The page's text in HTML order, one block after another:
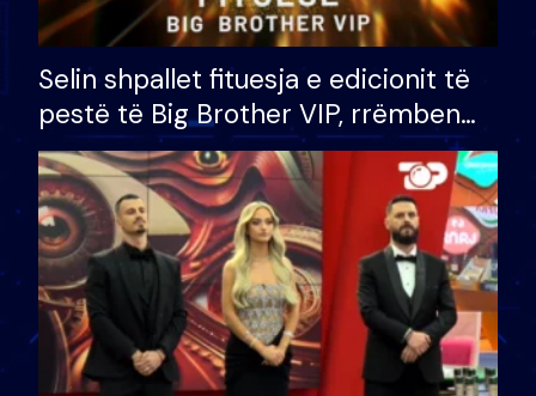
Selin shpallet fituesja e edicionit të
pestë të Big Brother VIP, rrëmben
çmimin e madh prej 100 mijë eurosh